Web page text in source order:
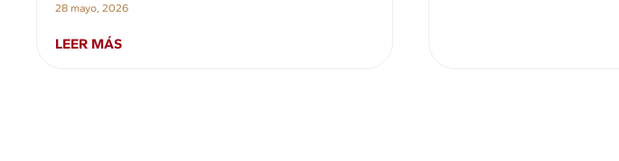
28 mayo, 2026
LEER MÁS